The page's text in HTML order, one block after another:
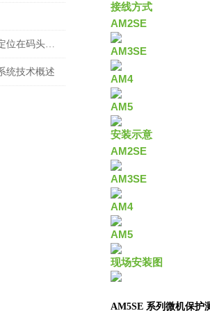
浅谈绝缘监测及故障定位在码头岸电的实际应用
统技术概述
接线方式
AM2SE
AM3SE
AM4
AM5
安装示意
AM2SE
AM3SE
AM4
AM5
现场安装图
AM5SE 系列微机保护